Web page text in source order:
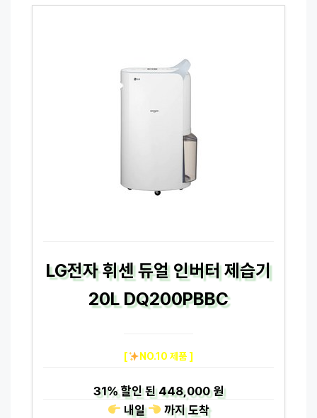
LG전자 휘센 듀얼 인버터 제습기
20L DQ200PBBC
[ NO.10 제품 ]
31%할인 된448,000 원
내일
까지도착